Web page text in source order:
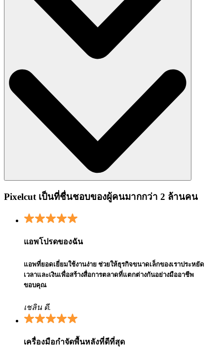
Pixelcut เป็นที่ชื่นชอบของผู้คนมากกว่า 2 ล้านคน
แอพโปรดของฉัน
แอพที่ยอดเยี่ยมใช้งานง่าย ช่วยให้ธุรกิจขนาดเล็กของเราประหยัด
เวลาและเงินเพื่อสร้างสื่อการตลาดที่แตกต่างกันอย่างมืออาชีพ
ขอบคุณ
เชลิน ดี.
เครื่องมือกำจัดพื้นหลังที่ดีที่สุด